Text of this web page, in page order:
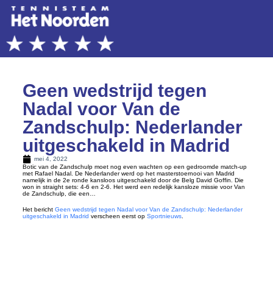
Geen wedstrijd tegen
Nadal voor Van de
Zandschulp: Nederlander
uitgeschakeld in Madrid
mei 4, 2022
Botic van de Zandschulp moet nog even wachten op een gedroomde match-up
met Rafael Nadal. De Nederlander werd op het masterstoernooi van Madrid
namelijk in de 2e ronde kansloos uitgeschakeld door de Belg David Goffin. Die
won in straight sets: 4-6 en 2-6. Het werd een redelijk kansloze missie voor Van
de Zandschulp, die een…
Het bericht Geen wedstrijd tegen Nadal voor Van de Zandschulp: Nederlander
uitgeschakeld in Madrid verscheen eerst op Sportnieuws.